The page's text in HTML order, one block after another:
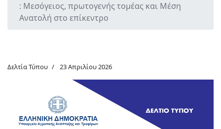
: Μεσόγειος, πρωτογενής τομέας και Μέση
Ανατολή στο επίκεντρο
Δελτία Τύπου 23 Απριλίου 2026